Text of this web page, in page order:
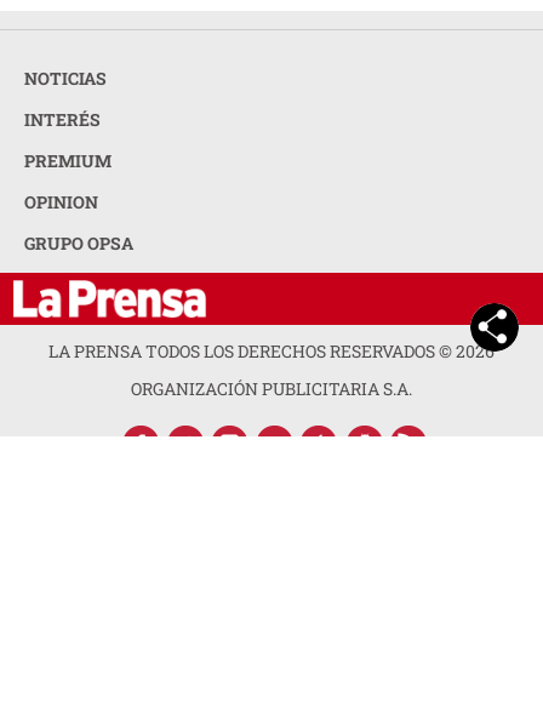
NOTICIAS
INTERÉS
PREMIUM
OPINION
GRUPO OPSA
LA PRENSA TODOS LOS DERECHOS RESERVADOS ©2026
ORGANIZACIÓN PUBLICITARIA S.A.